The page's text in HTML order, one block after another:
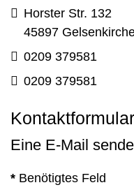
Adresse
Horster Str. 132
45897
Telefon
0209 379581
Fax
0209 379581
Kontaktformular
Eine E-Mail
* Benötigtes Feld